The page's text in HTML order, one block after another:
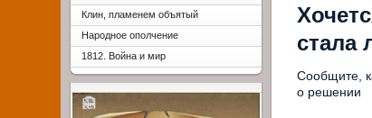
стала
Сообщите,
о решении
Клин, пламенем объятый
Народное ополчение
1812. Война и мир